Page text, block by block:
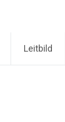
Leitbild